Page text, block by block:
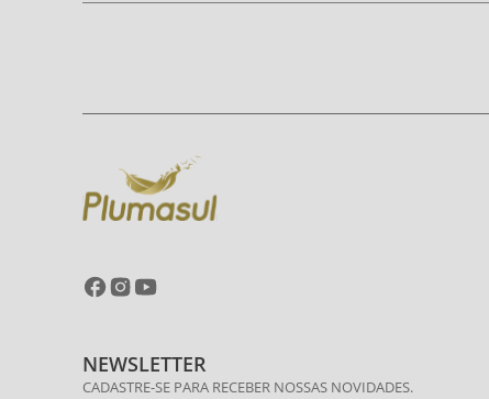
NEWSLETTER
CADASTRE-SE PARA RECEBER NOSSAS NOVIDADES.